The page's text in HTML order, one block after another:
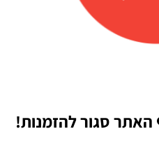
האתר סגור להזמנות!